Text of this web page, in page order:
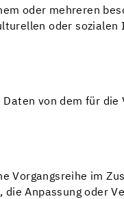
oder mehreren
oder
von dem für die
Vorgangsreihe im
Anpassung oder